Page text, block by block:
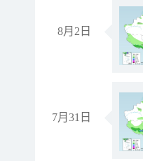
8月2日
7月31日